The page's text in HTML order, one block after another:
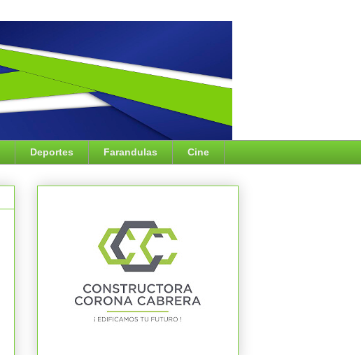
Deportes Farandulas Cine